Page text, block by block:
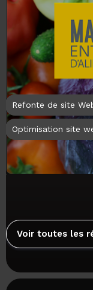
Refonte de site
Optimisation site
Voir toutes les